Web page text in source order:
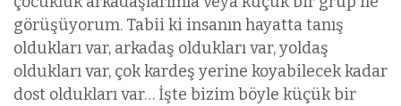
görüşüyorum. Tabii ki insanın hayatta tanış
oldukları var, arkadaş oldukları var, yoldaş
oldukları var, çok kardeş yerine koyabilecek kadar
dost oldukları var… İşte bizim böyle küçük bir